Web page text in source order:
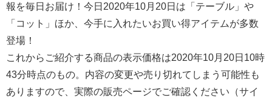
報を毎日お届け！今日2020年10月20日は「テーブル」や
「コット」ほか、今手に入れたいお買い得アイテムが多数
登場！
これからご紹介する商品の表示価格は2020年10月20日10時
43分時点のもの。内容の変更や売り切れてしまう可能性も
ありますので、実際の販売ページでご確認ください（サイ